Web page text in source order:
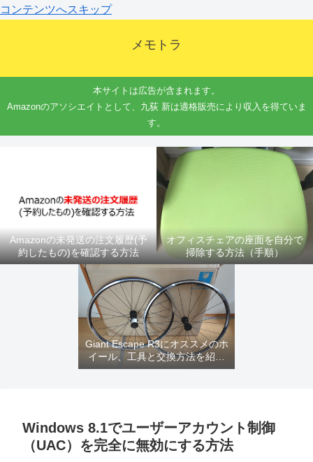
コンテンツへスキップ
メモトラ
本サイトは広告が含まれます。
Amazonのアソシエイトとして、九荻 新は適格販売により収入を得ていま
す。
Amazonの未発送の注文履歴(予
約したもの)を確認する方法
オフィスチェアの座面を自分で
掃除する方法（手順）
Giant Escape R3にオススメのホ
イール、工具と交換方法を紹介
するよ
Windows 8.1でユーザーアカウント制御
（UAC）を完全に無効にする方法